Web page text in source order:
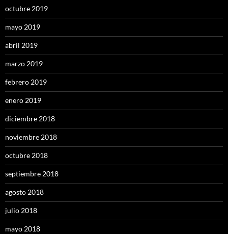
octubre 2019
mayo 2019
abril 2019
marzo 2019
febrero 2019
enero 2019
diciembre 2018
noviembre 2018
octubre 2018
septiembre 2018
agosto 2018
julio 2018
mayo 2018